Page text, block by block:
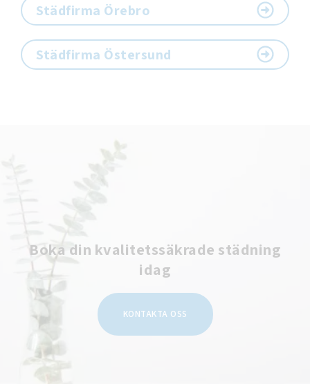
Städfirma Örebro
Städfirma Östersund
Boka din kvalitetssäkrade städning
idag
KONTAKTA OSS